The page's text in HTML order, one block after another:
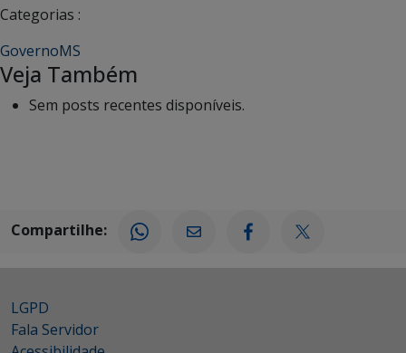
Categorias :
GovernoMS
Veja Também
Sem posts recentes disponíveis.
Compartilhe:
LGPD
Fala Servidor